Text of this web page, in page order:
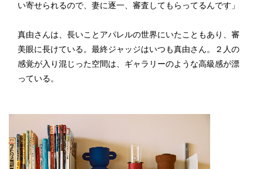
い寄せられるので、妻に逐一、審査してもらってるんです」
真由さんは、長いことアパレルの世界にいたこともあり、審
美眼に長けている。最終ジャッジはいつも真由さん。２人の
感覚が入り混じった空間は、ギャラリーのような高級感が漂
っている。